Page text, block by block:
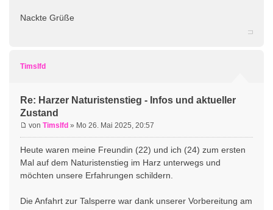
Nackte Grüße
Timslfd
Re: Harzer Naturistenstieg - Infos und aktueller
Zustand
von Timslfd » Mo 26. Mai 2025, 20:57
Heute waren meine Freundin (22) und ich (24) zum ersten
Mal auf dem Naturistenstieg im Harz unterwegs und
möchten unsere Erfahrungen schildern.
Die Anfahrt zur Talsperre war dank unserer Vorbereitung am